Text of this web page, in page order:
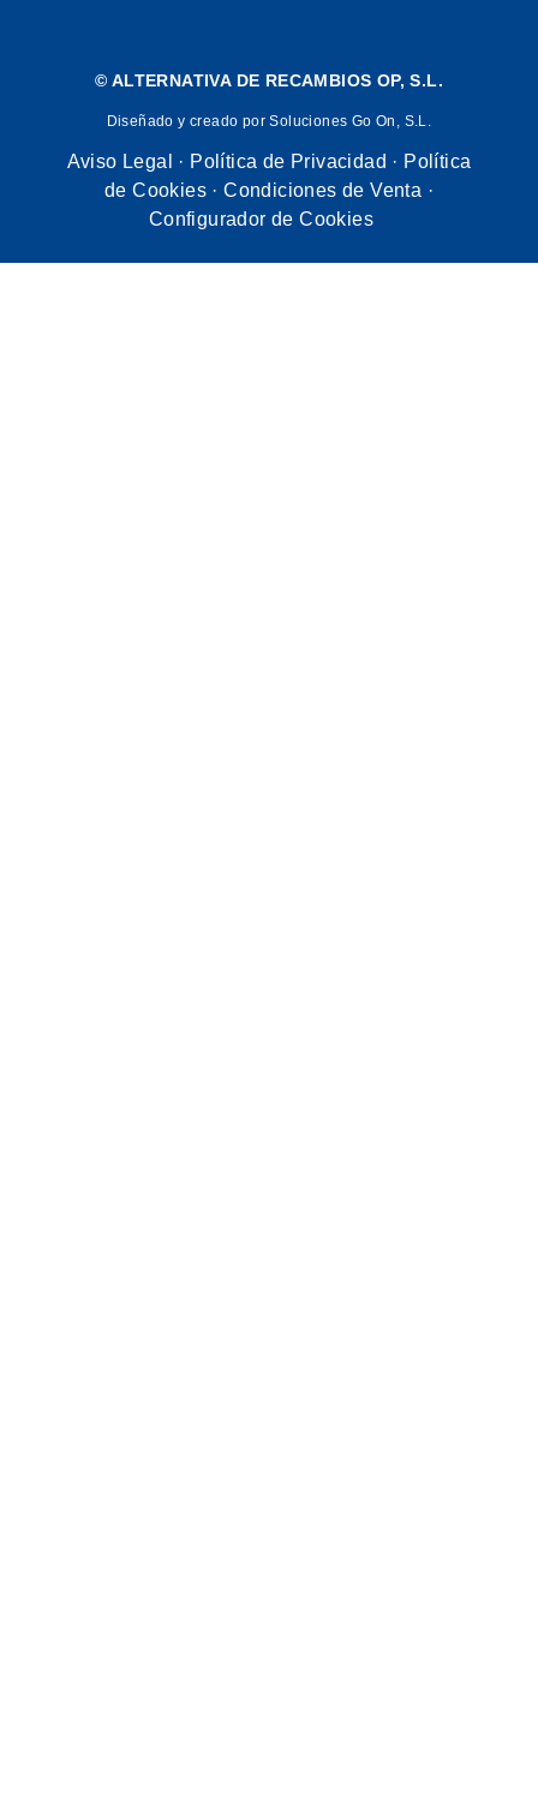
© ALTERNATIVA DE RECAMBIOS OP, S.L.
Diseñado y creado por Soluciones Go On, S.L.
Aviso Legal · Política de Privacidad · Política
de Cookies ·Condiciones de Venta ·
Configurador de Cookies